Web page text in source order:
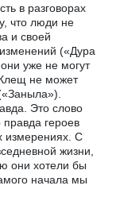
в разговорах
что люди не
и своей
(«Дура
уже не могут
не может
Это слово
героев
измерениях. С
жизни,
они хотели бы
начала мы